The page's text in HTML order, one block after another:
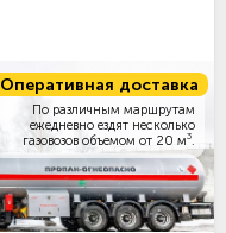
Оперативная доставка
По различным маршрутам
ежедневно ездят несколько
газовозов объемом от 20 м3